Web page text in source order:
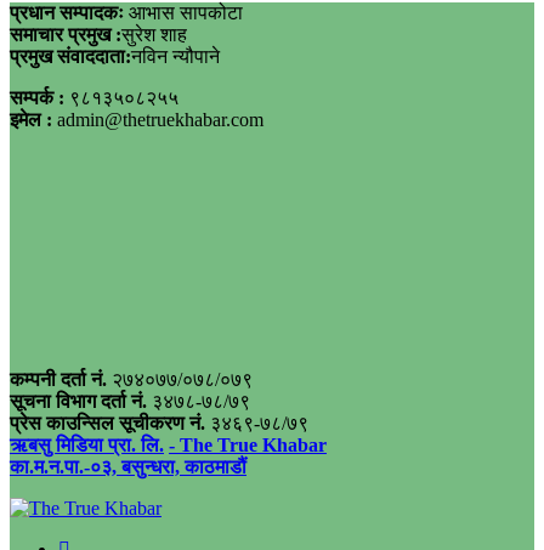
प्रधान सम्पादकः आभास सापकोटा
समाचार प्रमुख :सुरेश शाह
प्रमुख संवाददाता:नविन न्यौपाने
सम्पर्क : ९८१३५०८२५५
इमेल : admin@thetruekhabar.com
कम्पनी दर्ता नं. २७४०७७/०७८/०७९
सूचना विभाग दर्ता नं. ३४७८-७८/७९
प्रेस काउन्सिल सूचीकरण नं. ३४६९-७८/७९
ऋबसु मिडिया प्रा. लि. - The True Khabar
का.म.न.पा.-०३, बसुन्धरा, काठमाडौं